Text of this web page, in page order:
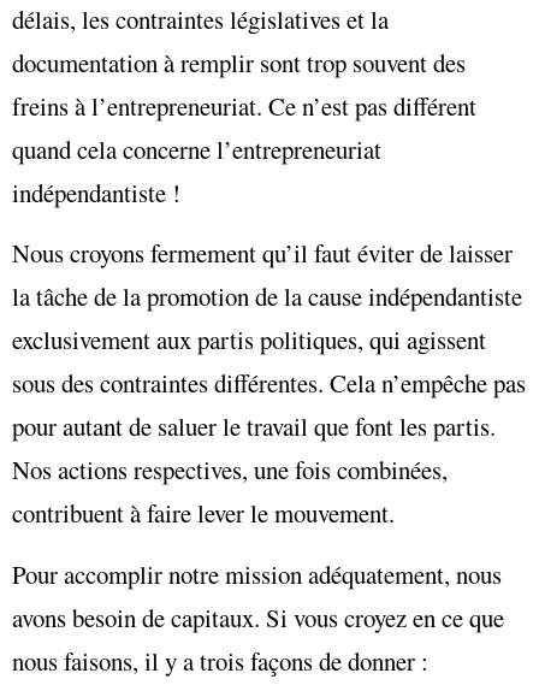
délais, les contraintes législatives et la
documentation à remplir sont trop souvent des
freins à l’entrepreneuriat. Ce n’est pas différent
quand cela concerne l’entrepreneuriat
indépendantiste !
Nous croyons fermement qu’il faut éviter de laisser
la tâche de la promotion de la cause indépendantiste
exclusivement aux partis politiques, qui agissent
sous des contraintes différentes. Cela n’empêche pas
pour autant de saluer le travail que font les partis.
Nos actions respectives, une fois combinées,
contribuent à faire lever le mouvement.
Pour accomplir notre mission adéquatement, nous
avons besoin de capitaux. Si vous croyez en ce que
nous faisons, il y a trois façons de donner :